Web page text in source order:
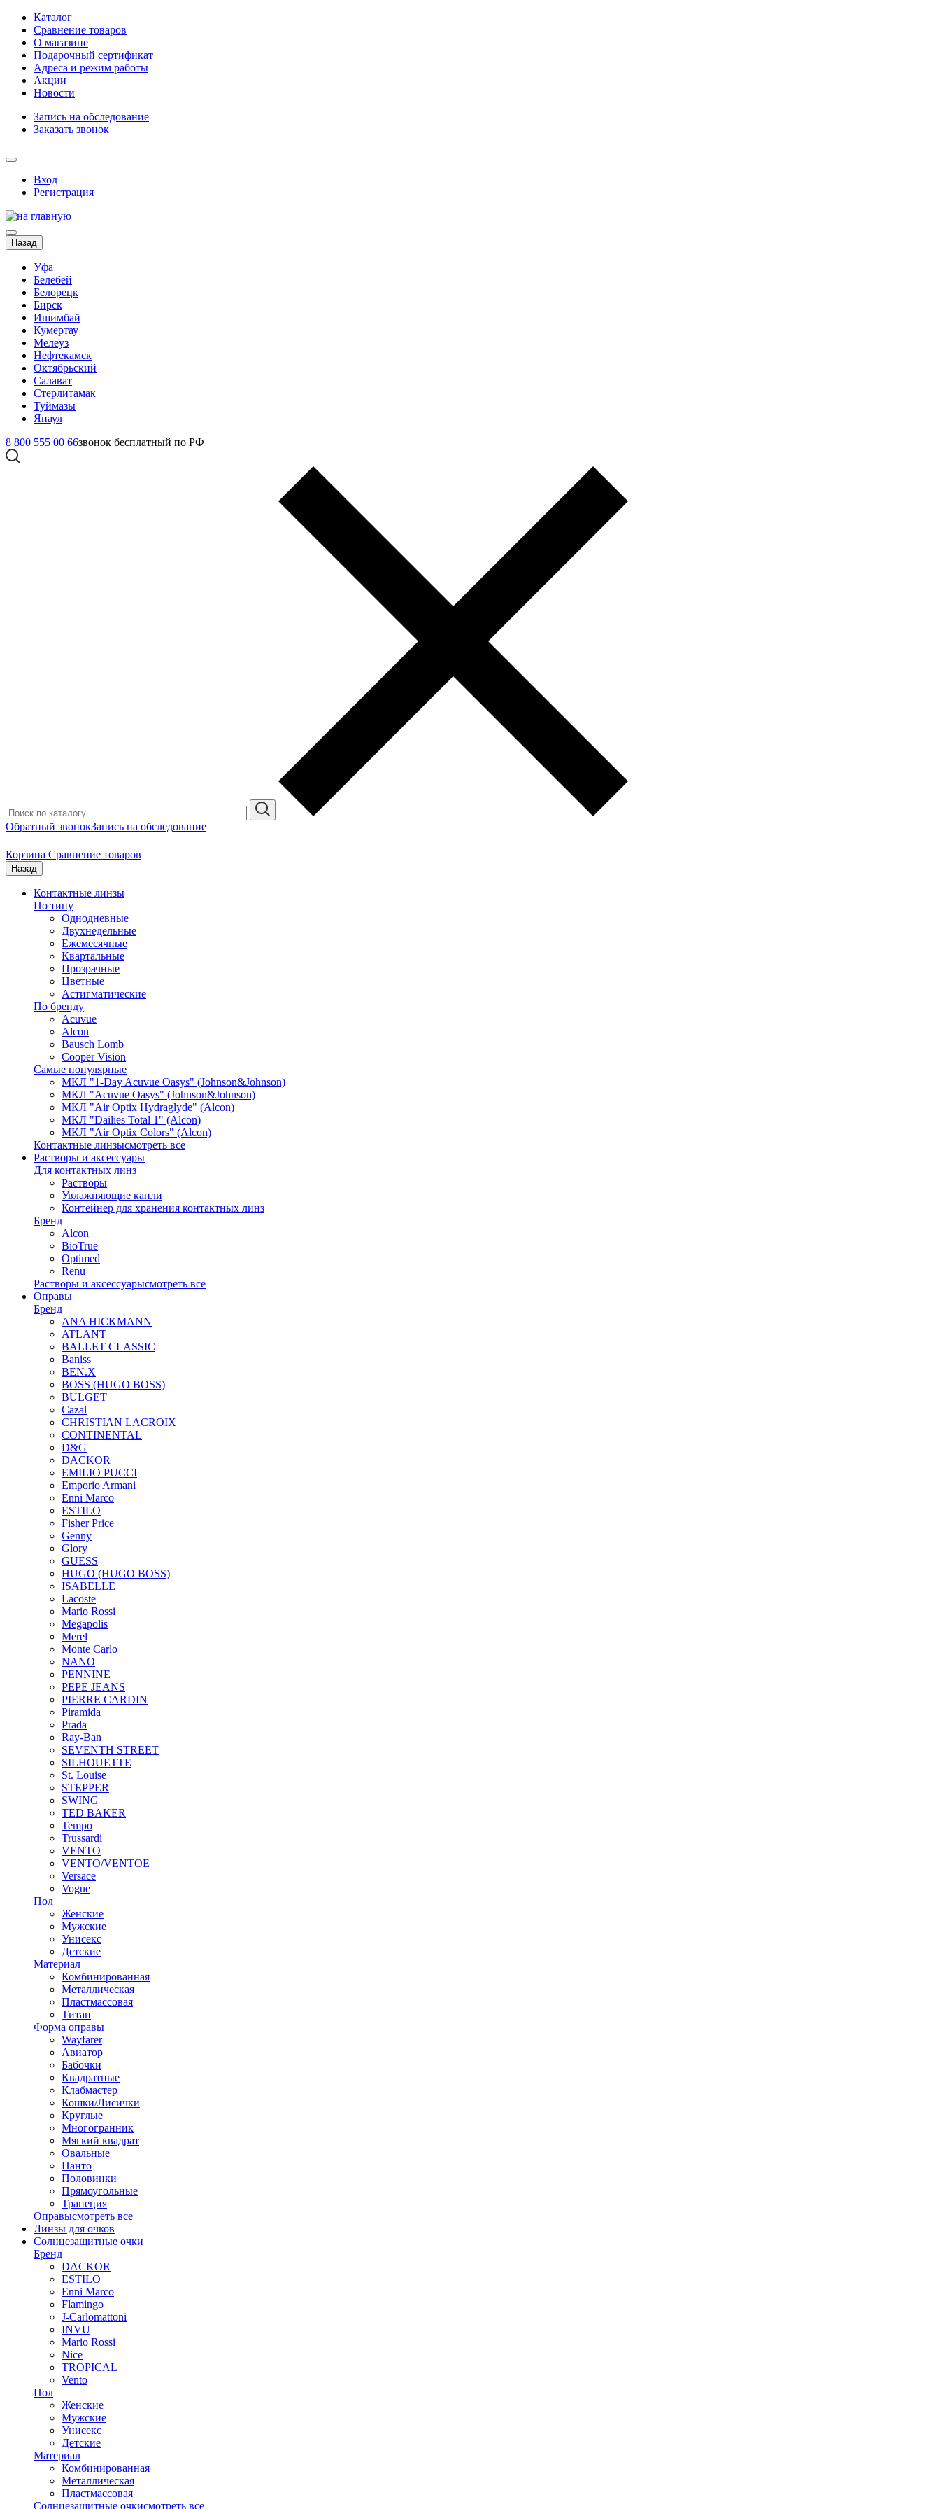
Каталог
Сравнение товаров
О магазине
Подарочный сертификат
Адреса и режим работы
Акции
Новости
Запись на обследование
Заказать звонок
Вход
Регистрация
Назад
Уфа
Белебей
Белорецк
Бирск
Ишимбай
Кумертау
Мелеуз
Нефтекамск
Октябрьский
Салават
Стерлитамак
Туймазы
Янаул
8 800 555 00 66звонок бесплатный по РФ
Обратный звонокЗапись на обследование
Корзина Сравнение товаров
Назад
Контактные линзы
По типу
Однодневные
Двухнедельные
Ежемесячные
Квартальные
Прозрачные
Цветные
Астигматические
По бренду
Acuvue
Alcon
Bausch Lomb
Cooper Vision
Самые популярные
МКЛ "1-Day Acuvue Oasys" (Johnson&Johnson)
МКЛ "Acuvue Oasys" (Johnson&Johnson)
МКЛ "Air Optix Hydraglyde" (Alcon)
МКЛ "Dailies Total 1" (Alcon)
МКЛ "Air Optix Colors" (Alcon)
Контактные линзысмотреть все
Растворы и аксессуары
Для контактных линз
Растворы
Увлажняющие капли
Контейнер для хранения контактных линз
Бренд
Alcon
BioTrue
Optimed
Renu
Растворы и аксессуарысмотреть все
Оправы
Бренд
ANA HICKMANN
ATLANT
BALLET CLASSIC
Baniss
BEN.X
BOSS (HUGO BOSS)
BULGET
Cazal
CHRISTIAN LACROIX
CONTINENTAL
D&G
DACKOR
EMILIO PUCCI
Emporio Armani
Enni Marco
ESTILO
Fisher Price
Genny
Glory
GUESS
HUGO (HUGO BOSS)
ISABELLE
Lacoste
Mario Rossi
Megapolis
Merel
Monte Carlo
NANO
PENNINE
PEPE JEANS
PIERRE CARDIN
Piramida
Prada
Ray-Ban
SEVENTH STREET
SILHOUETTE
St. Louise
STEPPER
SWING
TED BAKER
Tempo
Trussardi
VENTO
VENTO/VENTOE
Versace
Vogue
Пол
Женские
Мужские
Унисекс
Детские
Материал
Комбинированная
Металлическая
Пластмассовая
Титан
Форма оправы
Wayfarer
Авиатор
Бабочки
Квадратные
Клабмастер
Кошки/Лисички
Круглые
Многогранник
Мягкий квадрат
Овальные
Панто
Половинки
Прямоугольные
Трапеция
Оправысмотреть все
Линзы для очков
Солнцезащитные очки
Бренд
DACKOR
ESTILO
Enni Marco
Flamingo
J-Carlomattoni
INVU
Mario Rossi
Nice
TROPICAL
Vento
Пол
Женские
Мужские
Унисекс
Детские
Материал
Комбинированная
Металлическая
Пластмассовая
Солнцезащитные очкисмотреть все